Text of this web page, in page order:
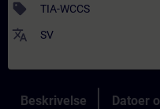
sell TIA-WCCS
translate SV
Beskrivelse Datoer